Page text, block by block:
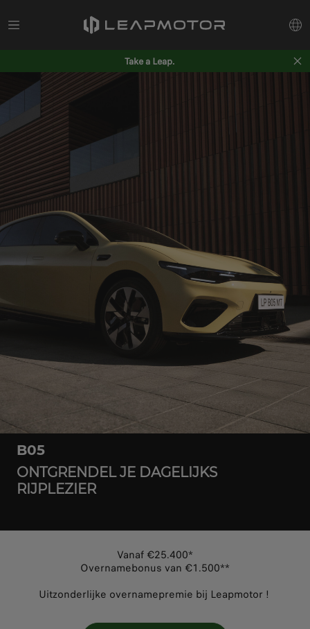
Take a Leap.
B05
ONTGRENDEL JE DAGELIJKS
RIJPLEZIER
Vanaf €25.400*
Overnamebonus van €1.500**
Uitzonderlijke overnamepremie bij Leapmotor !